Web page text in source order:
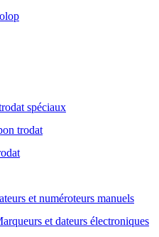
spéciaux
trodat
et numéroteurs manuels
et dateurs électroniques